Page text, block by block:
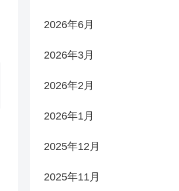
2026年6月
2026年3月
2026年2月
2026年1月
2025年12月
2025年11月